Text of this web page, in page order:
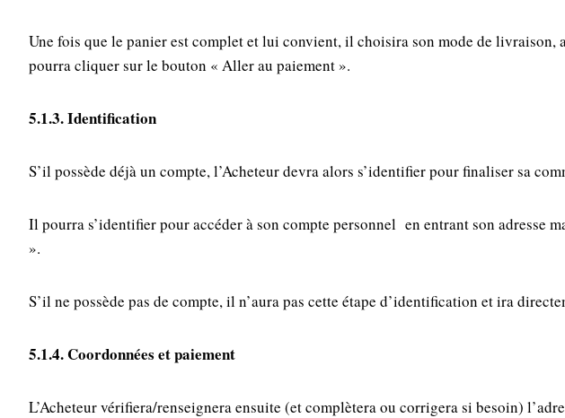
Une fois que le panier est complet et lui convient, il choisira son mode de
pourra cliquer sur le bouton « Aller au paiement ».
5.1.3. Identification
S’il possède déjà un compte, l’Acheteur devra alors s’identifier pour finaliser sa
Il pourra s’identifier pour accéder à son compte personnel en entrant son adresse
».
S’il ne possède pas de compte, il n’aura pas cette étape d’identification et ira
5.1.4. Coordonnées et paiement
L’Acheteur vérifiera/renseignera ensuite (et complètera ou corrigera si besoin)